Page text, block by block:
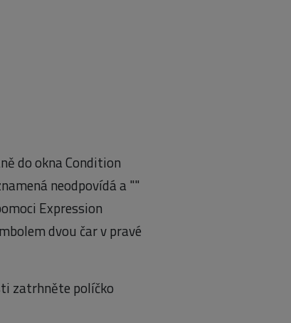
do okna Condition
neodpovídá a ""
Expression
dvou čar v pravé
zatrhněte políčko